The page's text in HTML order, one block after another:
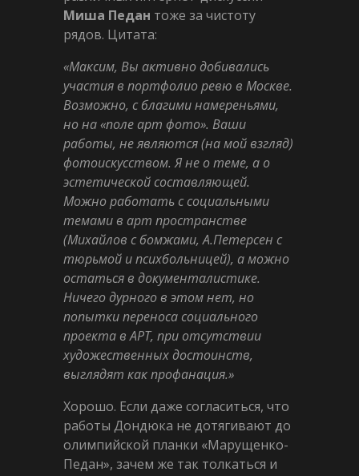
Миша Педан тоже за чистоту
рядов. Цитата:
«Максим, Вы активно добивались
участия в портфолио ревю в Москве.
Возможно, с благими намереньями,
но на «поле арт фото». Ваши
работы, не являются (на мой взгляд)
фотоискусством. Я не о теме, а о
эстетической составляющей.
Можно работать с социальными
темами в арт пространстве
(Михайлов с бомжами, А.Петерсен с
тюрьмой и психбольницей), а можно
остаться в документалистике.
Ничего дурного в этом нет, но
попытки переноса социального
проекта в АРТ, при отсутствии
художественных достоинств,
выглядят как профанация.»
Хорошо. Если даже согласиться, что
работы Дондюка не дотягивают до
олимпийской планки «Марущенко-
Педан», зачем же так толкаться и